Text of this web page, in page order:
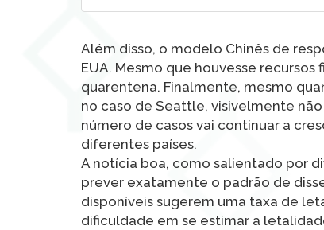
Além disso, o modelo Chinês de
EUA. Mesmo que houvesse
quarentena. Finalmente, mesmo
no caso de Seattle, visivelmente
número de casos vai continuar a
diferentes países.
A notícia boa, como salientado por
prever exatamente o padrão de
disponíveis sugerem uma taxa de
dificuldade em se estimar a